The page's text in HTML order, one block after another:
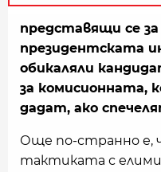
представящи се
президентската
обикаляли
за комисионната,
дадат, ако
Още по-странно е,
тактиката с